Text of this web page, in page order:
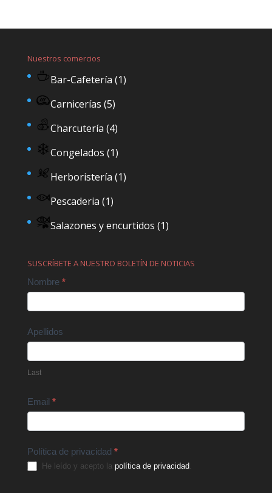
Nuestros comercios
Bar-Cafetería (1)
Carnicerías (5)
Charcutería (4)
Congelados (1)
Herboristería (1)
Pescaderia (1)
Salazones y encurtidos (1)
SUSCRÍBETE A NUESTRO BOLETÍN DE NOTICIAS
Contact
Nombre *
Apellidos
Last
Email *
Política de privacidad *
He leído y acepto la política de privacidad